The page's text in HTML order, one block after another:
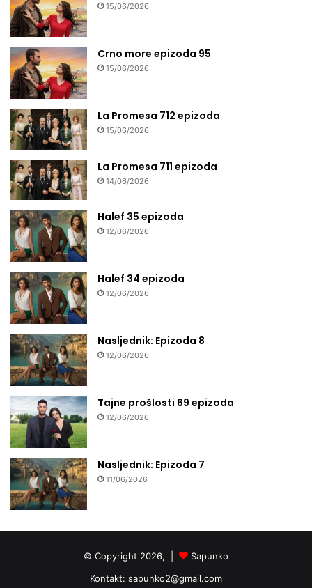
15/06/2026
Crno more epizoda 95
15/06/2026
La Promesa 712 epizoda
15/06/2026
La Promesa 711 epizoda
14/06/2026
Halef 35 epizoda
12/06/2026
Halef 34 epizoda
12/06/2026
Nasljednik: Epizoda 8
12/06/2026
Tajne prošlosti 69 epizoda
12/06/2026
Nasljednik: Epizoda 7
11/06/2026
© Copyright 2026, |
Sapunko
Kontakt: sapunko2@gmail.com